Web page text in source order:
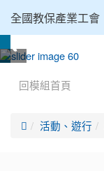
全國教保產業工會
回模組首頁
 活動、遊行